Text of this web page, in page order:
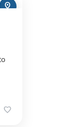
pin_drop
favorite